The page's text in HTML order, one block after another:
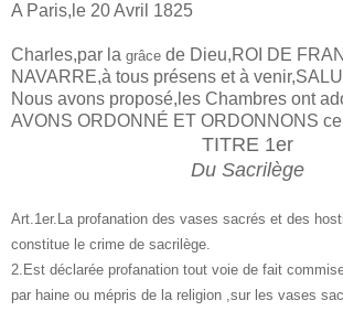
A Paris,le 20 Avril 1825
Charles,par la grâce de Dieu,ROI DE
NAVARRE,à tous présens et à
Nous avons proposé,les Chambres ont
AVONS ORDONNÉ ET ORDONNONS
TITRE 1er
Du Sacrilège
Art.1er.La profanation des vases sacrés et des
constitue le crime de sacrilège.
2.Est déclarée profanation tout voie de fait
par haine ou mépris de la religion ,sur les vases